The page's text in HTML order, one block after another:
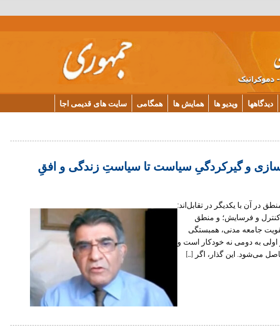
دیدگاهها ویدیو ها همایش ها همگامی سایت های قدیمی اجا
و گیرکردگیِ سیاست تا سیاستِ زندگی و افقِ
در آن با یکدیگر در تقابل‌اند:
و فرسایش؛ و منطق
جامعه مدنی، همبستگی
به دومی نه خودکار است و
می‌شود. این گذار، اگر […]